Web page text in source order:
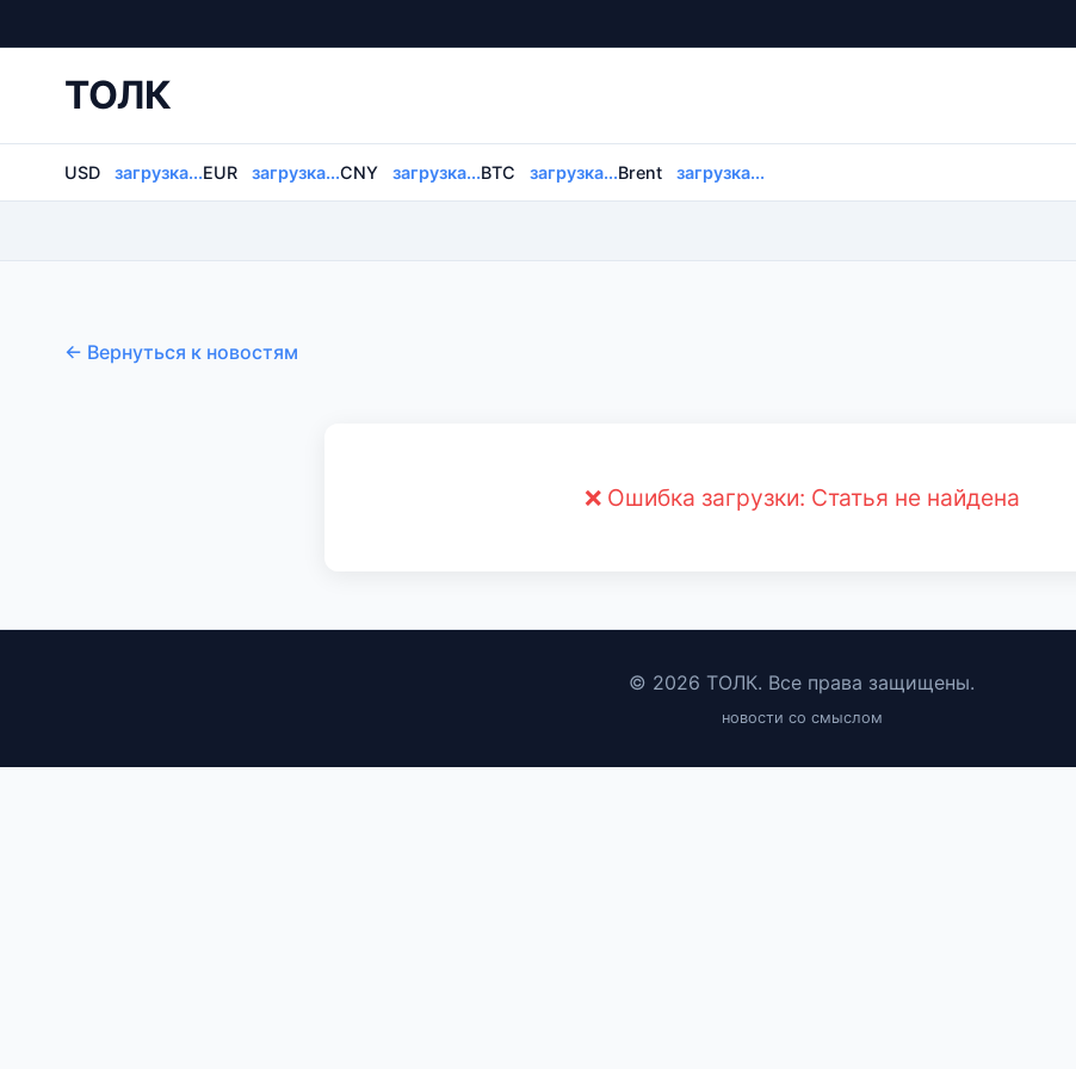
ТОЛК
USD загрузка...EUR загрузка...CNY загрузка...BTC загрузка...Brent загрузка...
← Вернуться к новостям
❌ Ошибка загрузки: Статья не найдена
© 2026 ТОЛК. Все права защищены.
новости со смыслом